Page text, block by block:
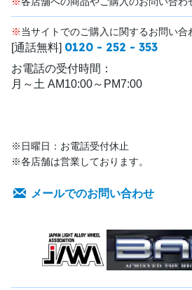
※当サイトでのご購入に関するお問い合
[通話無料] 0120 - 252 - 353
お電話の受付時間：
月～土 AM10:00～PM7:00
※日曜日：お電話受付休止
※各店舗は営業しております。
メールでのお問い合わせ